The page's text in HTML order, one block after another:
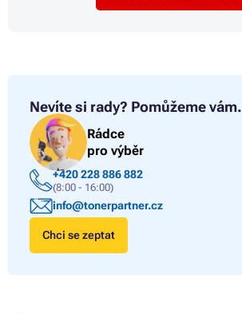
Nevíte si rady? Pomůžeme vám.
Rádce
pro výběr
+420 228 886 882
(8:00 - 16:00)
info@tonerpartner.cz
Chci se zeptat